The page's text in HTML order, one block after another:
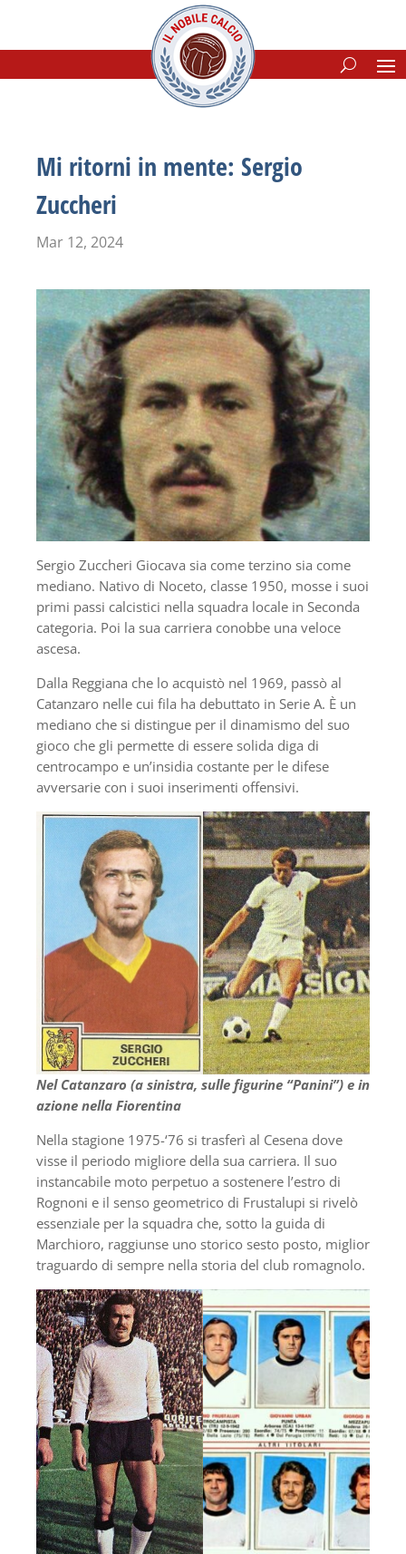
Mi ritorni in mente: Sergio
Zuccheri
Mar 12, 2024
Sergio Zuccheri Giocava sia come terzino sia come
mediano. Nativo di Noceto, classe 1950, mosse i suoi
primi passi calcistici nella squadra locale in Seconda
categoria. Poi la sua carriera conobbe una veloce
ascesa.
Dalla Reggiana che lo acquistò nel 1969, passò al
Catanzaro nelle cui fila ha debuttato in Serie A. È un
mediano che si distingue per il dinamismo del suo
gioco che gli permette di essere solida diga di
centrocampo e un’insidia costante per le difese
avversarie con i suoi inserimenti offensivi.
Nel Catanzaro (a sinistra, sulle figurine “Panini”) e in
azione nella Fiorentina
Nella stagione 1975-‘76 si trasferì al Cesena dove
visse il periodo migliore della sua carriera. Il suo
instancabile moto perpetuo a sostenere l’estro di
Rognoni e il senso geometrico di Frustalupi si rivelò
essenziale per la squadra che, sotto la guida di
Marchioro, raggiunse uno storico sesto posto, miglior
traguardo di sempre nella storia del club romagnolo.